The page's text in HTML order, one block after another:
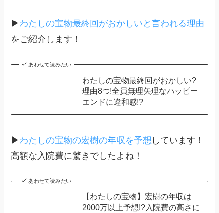
▶ わたしの宝物最終回がおかしいと言われる理由
をご紹介します！
あわせて読みたい
わたしの宝物最終回がおかしい?
理由8つ!全員無理矢理なハッピー
エンドに違和感!?
▶ わたしの宝物の宏樹の年収を予想 しています！
高額な入院費に驚きでしたよね！
あわせて読みたい
【わたしの宝物】宏樹の年収は
2000万以上予想!?入院費の高さに